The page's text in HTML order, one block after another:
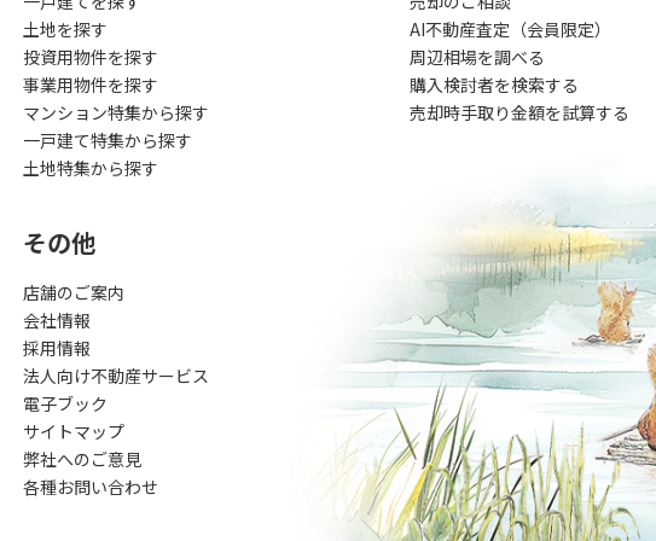
土地を探す
投資用物件を探す
事業用物件を探す
マンション特集から探す
一戸建て特集から探す
土地特集から探す
AI不動産査定（会員限定）
周辺相場を調べる
購入検討者を検索する
売却時手取り金額を試算する
その他
店舗のご案内
会社情報
採用情報
法人向け不動産サービス
電子ブック
サイトマップ
弊社へのご意見
各種お問い合わせ